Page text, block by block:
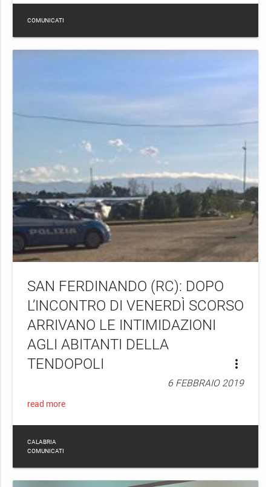
COMUNICATI
SAN FERDINANDO (RC): DOPO
L’INCONTRO DI VENERDÌ SCORSO
ARRIVANO LE INTIMIDAZIONI
AGLI ABITANTI DELLA
TENDOPOLI
more_vert
6 FEBBRAIO 2019
read more
CALABRIA
COMUNICATI